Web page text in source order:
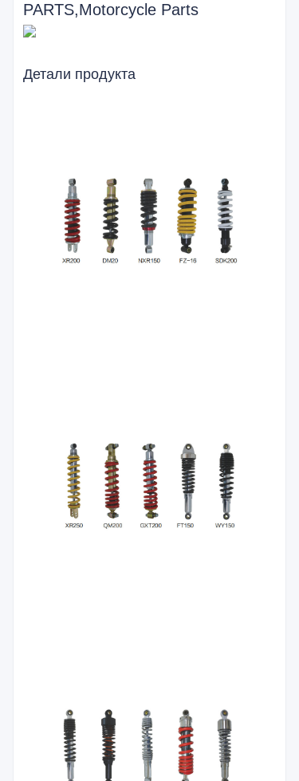
PARTS,Motorcycle Parts
Детали продукта